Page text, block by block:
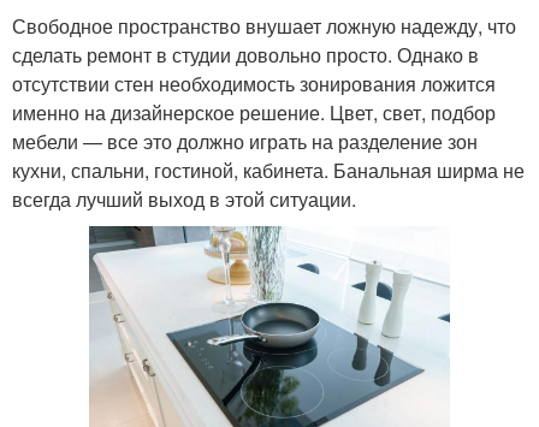
Свободное пространство внушает ложную надежду, что
сделать ремонт в студии довольно просто. Однако в
отсутствии стен необходимость зонирования ложится
именно на дизайнерское решение. Цвет, свет, подбор
мебели — все это должно играть на разделение зон
кухни, спальни, гостиной, кабинета. Банальная ширма не
всегда лучший выход в этой ситуации.